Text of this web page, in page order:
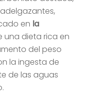
en la
una dieta rica en
del peso
la ingesta de
de las aguas